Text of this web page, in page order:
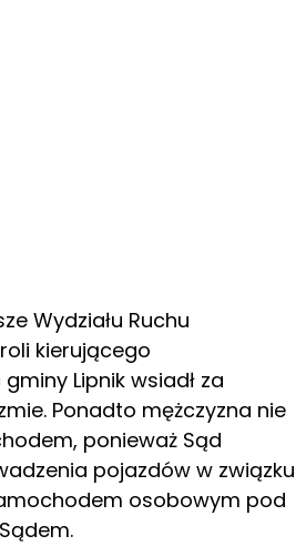
Wydziału Ruchu
kierującego
Lipnik wsiadł za
Ponadto mężczyzna nie
ponieważ Sąd
pojazdów w związku
osobowym pod